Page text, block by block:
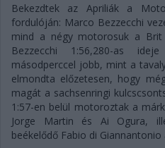
Bekezdtek az Apriliák a
fordulóján: Marco Bezzecchi
mind a négy motorosuk a Brit
Bezzecchi 1:56,280-as
másodperccel jobb, mint a
elmondta előzetesen, hogy
magát a sachsenringi
1:57-en belül motoroztak a
Jorge Martin és Ai Ogura,
beékelődő Fabio di Giannantonio